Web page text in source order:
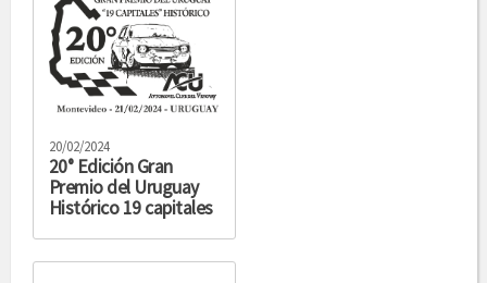
20/02/2024
20° Edición Gran
Premio del Uruguay
Histórico 19 capitales